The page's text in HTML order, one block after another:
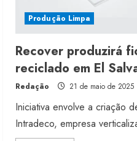
Produção Limpa
Recover produzirá
reciclado em El
Redação 21 de maio de 2025
Iniciativa envolve a criação
Intradeco, empresa